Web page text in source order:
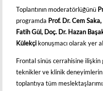
Toplantının moderatörlüğünü
programda Prof. Dr. Cem
Fatih Gül, Doç. Dr. Hazan
Külekçi konuşmacı olarak yer
Frontal sinüs cerrahisine ilişkin
teknikler ve klinik deneyimlerin
toplantıya tüm